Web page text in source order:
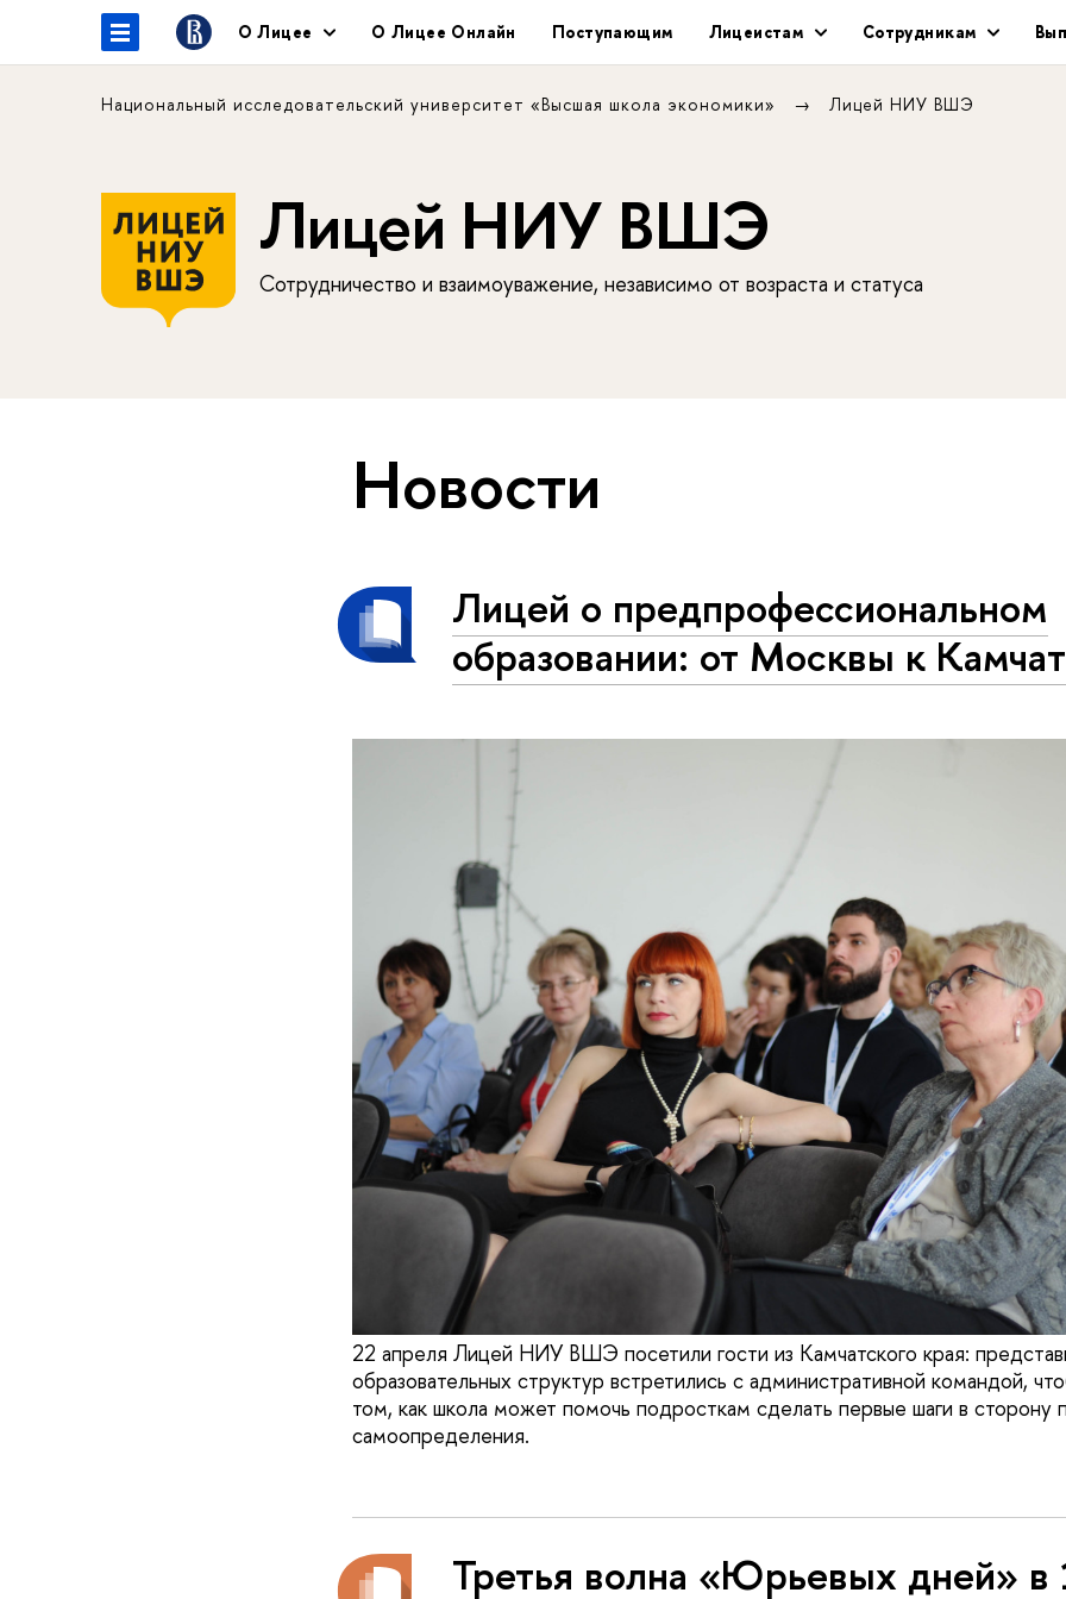
О Лицее О Лицее Онлайн Поступающим Лицеистам Сотрудникам
Национальный исследовательский университет «Высшая школа экономики» Лицей НИУ ВШЭ
Лицей НИУ ВШЭ
Сотрудничество и взаимоуважение, независимо от возраста и статуса
Новости
Лицей о предпрофессиональном
образовании: от Москвы к
22 апреля Лицей НИУ ВШЭ посетили гости из Камчатского края:
образовательных структур встретились с административной командой,
том, как школа может помочь подросткам сделать первые шаги в сторону
самоопределения.
Третья волна «Юрьевых дней» в